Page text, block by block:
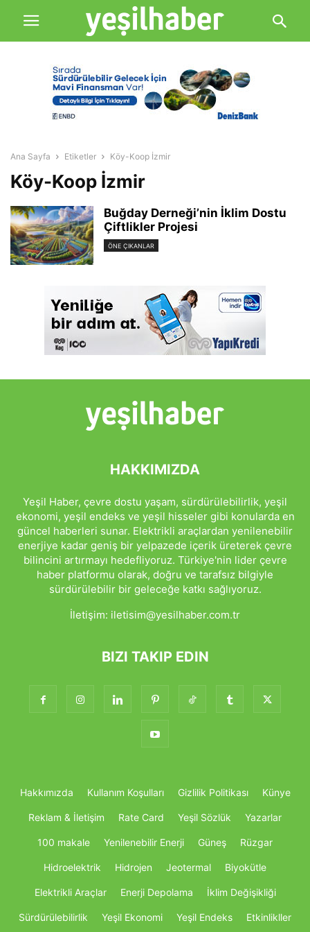
Ana Sayfa Etiketler Köy-Koop İzmir
Köy-Koop İzmir
Buğday Derneği’nin İklim Dostu
Çiftlikler Projesi
ÖNE ÇIKANLAR
HAKKIMIZDA
Yeşil Haber, çevre dostu yaşam, sürdürülebilirlik, yeşil
ekonomi, yeşil endeks ve yeşil hisseler gibi konularda en
güncel haberleri sunar. Elektrikli araçlardan yenilenebilir
enerjiye kadar geniş bir yelpazede içerik üreterek çevre
bilincini artırmayı hedefliyoruz. Türkiye'nin lider çevre
haber platformu olarak, doğru ve tarafsız bilgiyle
sürdürülebilir bir geleceğe katkı sağlıyoruz.
İletişim: iletisim@yesilhaber.com.tr
BIZI TAKIP EDIN
Hakkımızda Kullanım Koşulları Gizlilik Politikası Künye
Reklam & İletişim Rate Card Yeşil Sözlük Yazarlar
100 makale Yenilenebilir Enerji Güneş Rüzgar
Hidroelektrik Hidrojen Jeotermal Biyokütle
Elektrikli Araçlar Enerji Depolama İklim Değişikliği
Sürdürülebilirlik Yeşil Ekonomi Yeşil Endeks Etkinlikller